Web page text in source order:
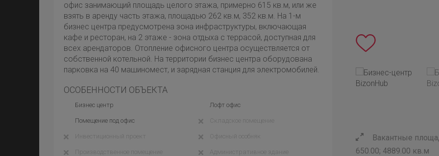
офис занимающий площадь целого этажа, примерно 615 кв.м, или же
взять в аренду часть этажа, площадью 262 кв.м, 352 кв.м. На 1-м
бизнес центра предусмотрена зона инфраструктуры, включающая
кафе и ресторан, на 2 этаже - зона отдыха с террасой, доступная для
всех арендаторов. Отопление офисного центра осуществляется от
собственной котельной. На территории бизнес центра оборудована
парковка на 40 машиномест, и зарядная станция для электромобилей.
ОСОБЕННОСТИ ОБЪЕКТА
Бизнес центр Лофт офис
Помещение под офис Складское помещение
Инвестиционный проект Офисный особняк
Производственное помещение Административное здание
Вакантные
650.00; 4889.00 кв.м